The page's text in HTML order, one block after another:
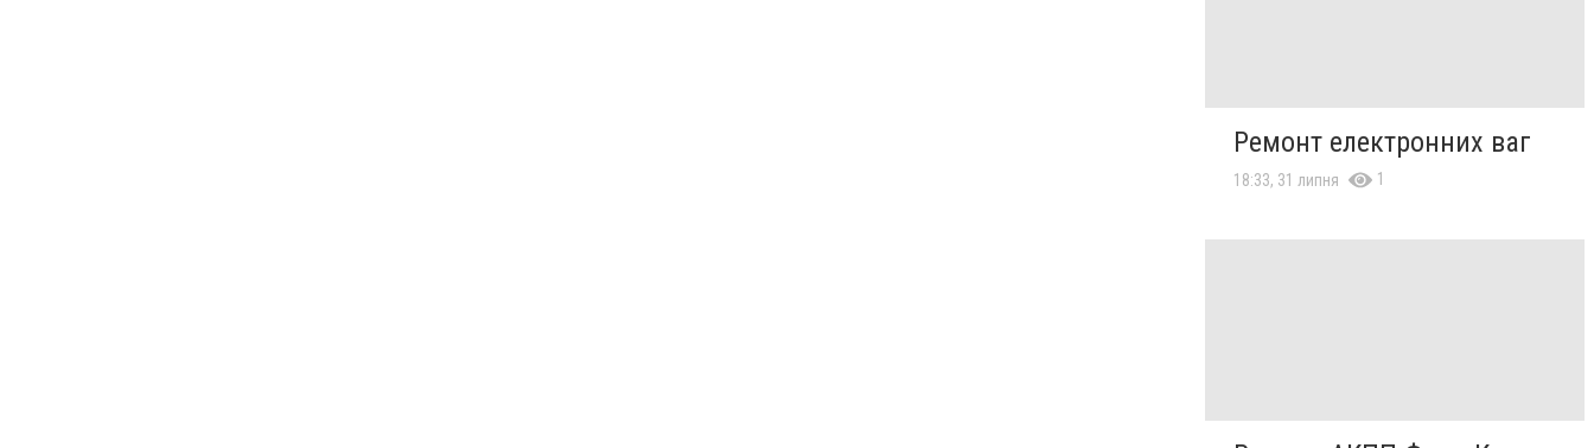
Ремонт електронних ваг
18:33, 31 липня 1